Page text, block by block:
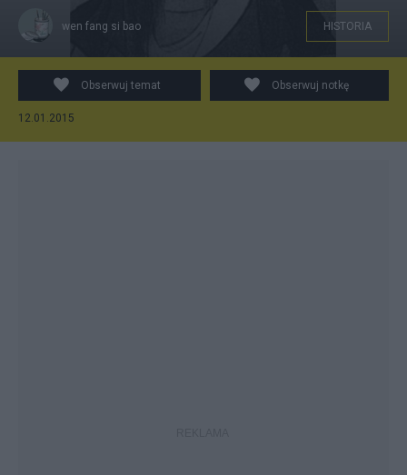
Książę Zhou
wen fang si bao HISTORIA
Obserwuj temat Obserwuj notkę
12.01.2015